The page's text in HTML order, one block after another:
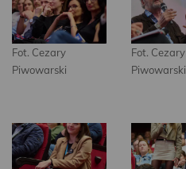
Fot. Cezary
Piwowarski
Fot. Cezary
Piwowarski